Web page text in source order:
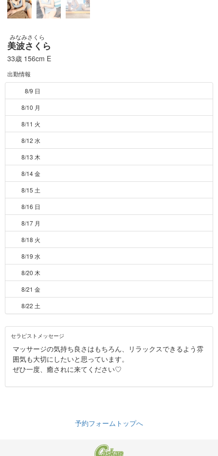
みなみさくら
美波さくら
33歳 156cm E
出勤情報
8/9 日
8/10 月
8/11 火
8/12 水
8/13 木
8/14 金
8/15 土
8/16 日
8/17 月
8/18 火
8/19 水
8/20 木
8/21 金
8/22 土
セラピストメッセージ
マッサージの気持ち良さはもちろん、リラックスできるよう雰
囲気も大切にしたいと思っています。
ぜひ一度、癒されに来てください♡
予約フォームトップへ